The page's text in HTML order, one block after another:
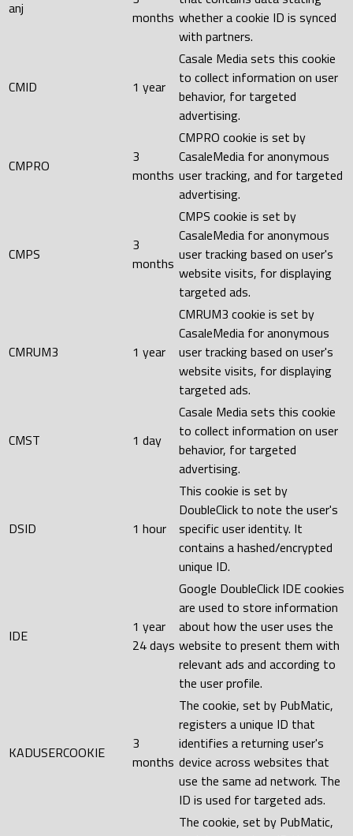
anj
months whether a cookie ID is synced
with partners.
CMID 1 year
Casale Media sets this cookie
to collect information on user
behavior, for targeted
advertising.
CMPRO
3
months
CMPRO cookie is set by
CasaleMedia for anonymous
user tracking, and for targeted
advertising.
CMPS
3
months
CMPS cookie is set by
CasaleMedia for anonymous
user tracking based on user's
website visits, for displaying
targeted ads.
CMRUM3 1 year
CMRUM3 cookie is set by
CasaleMedia for anonymous
user tracking based on user's
website visits, for displaying
targeted ads.
CMST 1 day
Casale Media sets this cookie
to collect information on user
behavior, for targeted
advertising.
DSID 1 hour
This cookie is set by
DoubleClick to note the user's
specific user identity. It
contains a hashed/encrypted
unique ID.
IDE
1 year
24 days
Google DoubleClick IDE cookies
are used to store information
about how the user uses the
website to present them with
relevant ads and according to
the user profile.
KADUSERCOOKIE
3
months
The cookie, set by PubMatic,
registers a unique ID that
identifies a returning user's
device across websites that
use the same ad network. The
ID is used for targeted ads.
The cookie, set by PubMatic,